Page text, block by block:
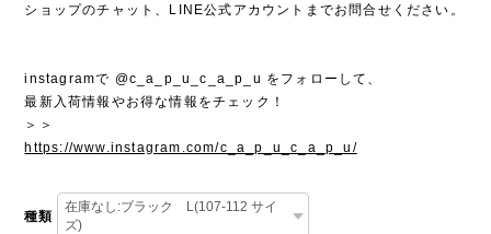
ショップのチャット、LINE公式アカウントまでお問合せください。
instagramで @c_a_p_u_c_a_p_u をフォローして、
最新入荷情報やお得な情報をチェック！
＞＞
https://www.instagram.com/c_a_p_u_c_a_p_u/
種類